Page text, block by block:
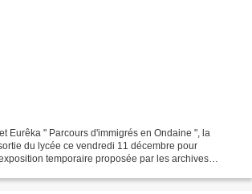
Eurêka " Parcours d'immigrés en Ondaine ", la
du lycée ce vendredi 11 décembre pour
temporaire proposée par les archives